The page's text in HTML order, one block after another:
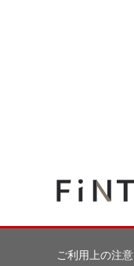
ご利用上の注意